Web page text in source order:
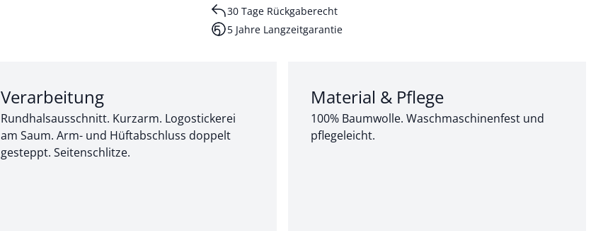
30 Tage Rückgaberecht
5 Jahre Langzeitgarantie
Abschnitt 2 von 3:
Verarbeitung
Rundhalsausschnitt. Kurzarm. Logostickerei
am Saum. Arm- und Hüftabschluss doppelt
gesteppt. Seitenschlitze.
Abschnitt 3 von 3:
Material & Pflege
100% Baumwolle. Waschmaschinenfest und
pflegeleicht.